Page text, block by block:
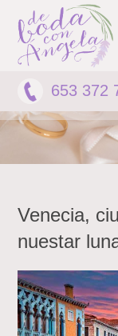
653 372
Venecia,
nuestar